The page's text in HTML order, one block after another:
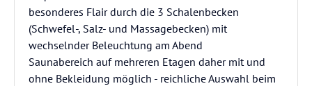
besonderes Flair durch die 3 Schalenbecken
(Schwefel-, Salz- und Massagebecken) mit
wechselnder Beleuchtung am Abend
Saunabereich auf mehreren Etagen daher mit und
ohne Bekleidung möglich - reichliche Auswahl beim